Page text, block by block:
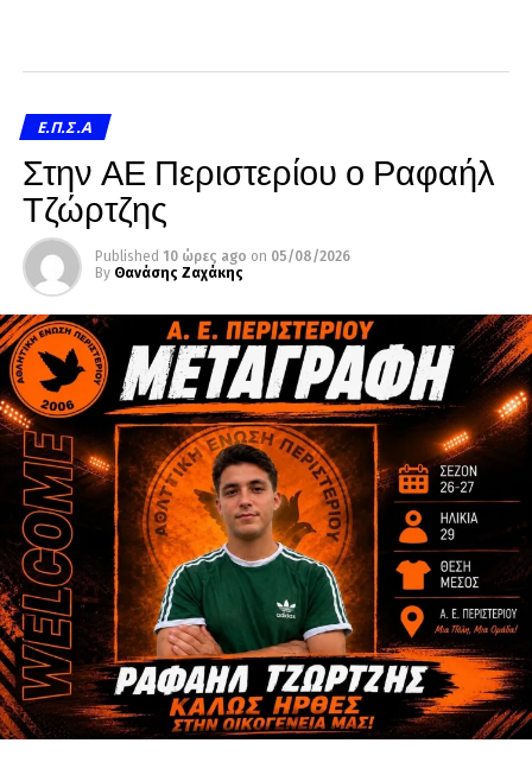
Ε.Π.Σ.Α
Στην ΑΕ Περιστερίου ο Ραφαήλ
Τζώρτζης
Published 10 ώρες ago on 05/08/2026
By Θανάσης Ζαχάκης